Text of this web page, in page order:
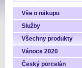
Vše o nákupu
Služby
Všechny produkty
Vánoce 2020
Český porcelán